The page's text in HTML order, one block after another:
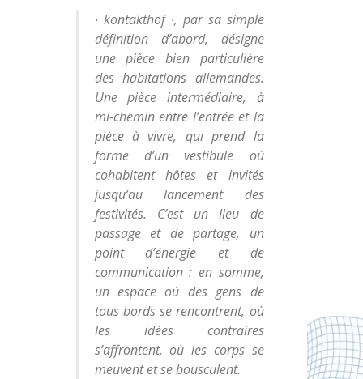
∙ kontakthof ∙, par sa simple
définition d’abord, désigne
une pièce bien particulière
des habitations allemandes.
Une pièce intermédiaire, à
mi-chemin entre l’entrée et la
pièce à vivre, qui prend la
forme d’un vestibule où
cohabitent hôtes et invités
jusqu’au lancement des
festivités. C’est un lieu de
passage et de partage, un
point d’énergie et de
communication : en somme,
un espace où des gens de
tous bords se rencontrent, où
les idées contraires
s’affrontent, où les corps se
meuvent et se bousculent.